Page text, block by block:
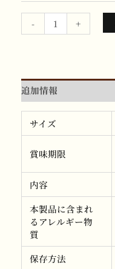
- +
追加情報
サイズ
賞味期限
内容
本製品に含まれ
るアレルギー物
質
保存方法